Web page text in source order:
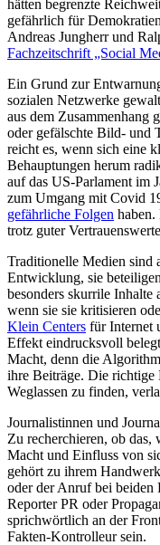
hätten begrenzte
gefährlich für
Andreas Jungherr und
Fachzeitschrift „Social
Ein Grund zur
sozialen Netzwerke
aus dem Zusammenhang
oder gefälschte Bild- und
reicht es, wenn sich eine
Behauptungen herum
auf das US-Parlament im
zum Umgang mit Covid
gefährliche Folgen haben.
trotz guter
Traditionelle Medien sind
Entwicklung, sie
besonders skurrile Inhalte
wenn sie sie kritisieren
Klein Centers für Internet
Effekt eindrucksvoll
Macht, denn die
ihre Beiträge. Die richtige
Weglassen zu finden,
Journalistinnen und
Zu recherchieren, ob
Macht und Einfluss von
gehört zu ihrem
oder der Anruf bei
Reporter PR oder
sprichwörtlich an der
Fakten-Kontrolleur sein.